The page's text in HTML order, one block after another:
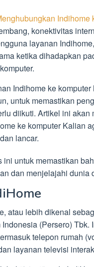
Indihome
konektivitas
layanan
ketika dihadapkan
Indihome ke
untuk memastikan
diikuti. Artikel ini
ke komputer Kalian
lancar.
ini untuk memastikan
dan menjelajahi dunia
atau lebih dikenal
(Persero)
telepon rumah
layanan televisi